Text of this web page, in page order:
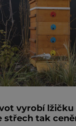
vyrobí lžičku
střech tak